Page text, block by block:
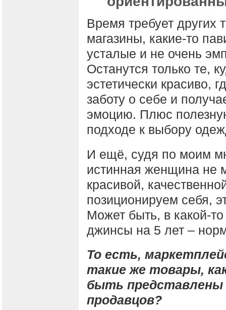
Время требует других
магазины, какие-то
усталые и не очень
Останутся только те,
эстетически красиво,
заботу о себе и
эмоцию. Плюс
подходе к выбору
И ещё, судя по моим
истинная женщина не
красивой,
позиционируем себя,
Может быть, в какой-
джинсы на 5 лет –
То есть,
такие же товары,
быть представлены
продавцов?